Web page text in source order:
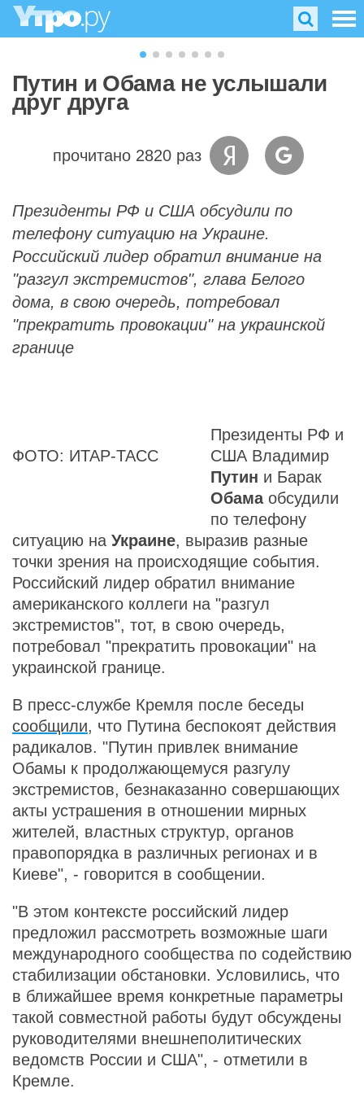
Путин и Обама не услышали
друг друга
прочитано 2820 раз
Президенты РФ и США обсудили по
телефону ситуацию на Украине.
Российский лидер обратил внимание на
"разгул экстремистов", глава Белого
дома, в свою очередь, потребовал
"прекратить провокации" на украинской
границе
ФОТО: ИТАР-ТАСС
Президенты РФ и
США Владимир
Путин и Барак
Обамаобсудили
по телефону
ситуацию на Украине, выразив разные
точки зрения на происходящие события.
Российский лидер обратил внимание
американского коллеги на "разгул
экстремистов", тот, в свою очередь,
потребовал "прекратить провокации" на
украинской границе.
В пресс-службе Кремля после беседы
сообщили, что Путина беспокоят действия
радикалов. "Путин привлек внимание
Обамы к продолжающемуся разгулу
экстремистов, безнаказанно совершающих
акты устрашения в отношении мирных
жителей, властных структур, органов
правопорядка в различных регионах и в
Киеве", - говорится в сообщении.
"В этом контексте российский лидер
предложил рассмотреть возможные шаги
международного сообщества по содействию
стабилизации обстановки. Условились, что
в ближайшее время конкретные параметры
такой совместной работы будут обсуждены
руководителями внешнеполитических
ведомств России и США", - отметили в
Кремле.